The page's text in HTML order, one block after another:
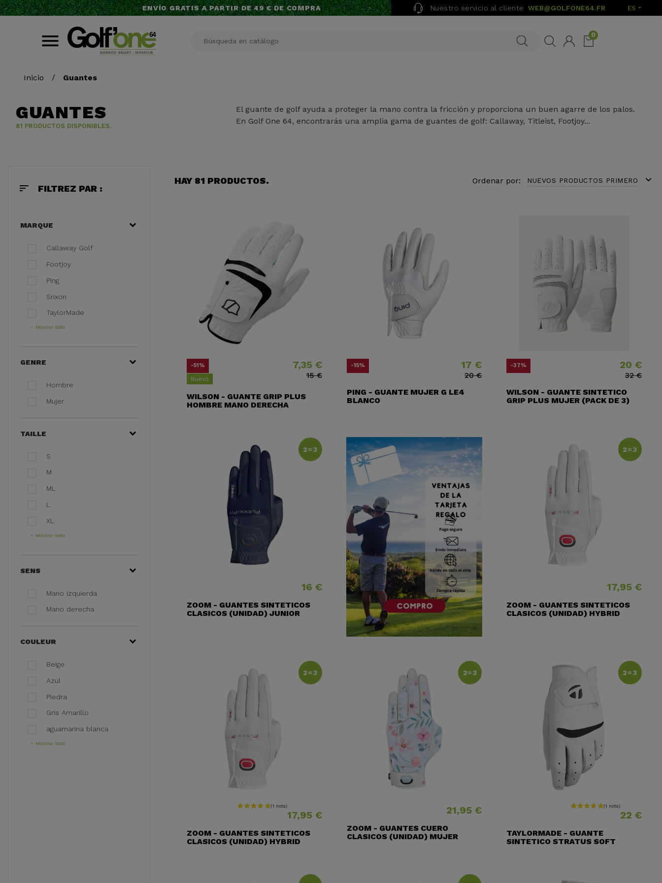
ENVÍO GRATIS A PARTIR DE 49 € DE COMPRA Nuestro servicio al cliente WEB@GOLFONE64.FR ES
0
Inicio Guantes
GUANTES
81 PRODUCTOS DISPONIBLES.
El guante de golf ayuda a proteger la mano contra la fricción y proporciona un buen agarre de los palos.
En Golf One 64, encontrarás una amplia gama de guantes de golf: Callaway, Titleist, Footjoy...
sort FILTREZ PAR :
MARQUE
Callaway Golf
Footjoy
Ping
Srixon
TaylorMade
Mostrar todo
GENRE
Hombre
Mujer
TAILLE
S
M
ML
L
XL
Mostrar todo
SENS
Mano izquierda
Mano derecha
COULEUR
Beige
Azul
Piedra
Gris Amarillo
aguamarina blanca
Mostrar todo
HAY 81 PRODUCTOS. Ordenar por: NUEVOS PRODUCTOS PRIMERO expand_more
-51%
Nuevo
Precio7,35 €
Precio base
15 €
WILSON - GUANTE GRIP PLUS
HOMBRE MANO DERECHA
-15% Precio17 €
Precio base
20 €
PING - GUANTE MUJER G LE4
BLANCO
-37% Precio20 €
Precio base
32 €
WILSON - GUANTE SINTETICO
GRIP PLUS MUJER (PACK DE 3)
2=3
Precio
16 €
ZOOM - GUANTES SINTETICOS
CLASICOS (UNIDAD) JUNIOR
2=3
Precio
17,95 €
ZOOM - GUANTES SINTETICOS
CLASICOS (UNIDAD) HYBRID
2=3
Precio 17,95 €
ZOOM - GUANTES SINTETICOS
CLASICOS (UNIDAD) HYBRID
2=3
Precio
21,95 €
ZOOM - GUANTES CUERO
CLASICOS (UNIDAD) MUJER
2=3
Precio 22 €
TAYLORMADE - GUANTE
SINTETICO STRATUS SOFT